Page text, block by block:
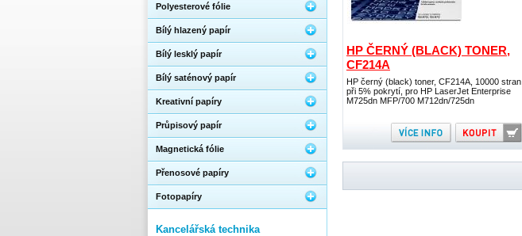
HP ČERNÝ (BLACK) TONER,
CF214A
HP černý (black) toner, CF214A, 10000 stran
při 5% pokrytí, pro HP LaserJet Enterprise
M725dn MFP/700 M712dn/725dn
Polyesterové fólie
Bílý hlazený papír
Bílý lesklý papír
Bílý saténový papír
Kreativní papíry
Průpisový papír
Magnetická fólie
Přenosové papíry
Fotopapíry
Kancelářská technika